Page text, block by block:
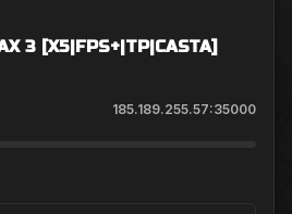
3 [X5|FPS+|TP|CASTA]
185.189.255.57:35000